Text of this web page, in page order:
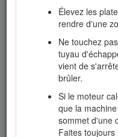
Élevez les
rendre d'une
Ne touchez
tuyau
vient de
brûler.
Si le moteur
que la
sommet d'une
Faites
des
La liste qui suit
spécifiques aux
renseignements
normes CEN, ISO et
d'avoir connaissance.